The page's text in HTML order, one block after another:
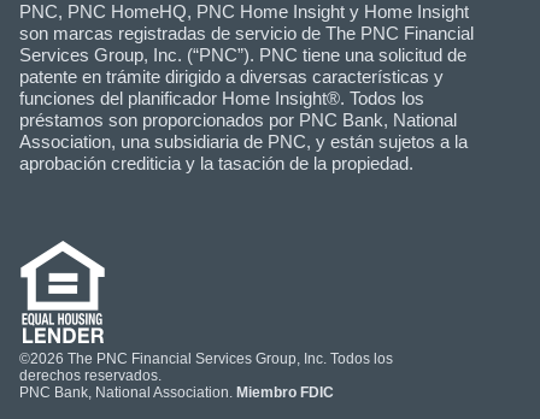
PNC, PNC HomeHQ, PNC Home Insight y Home Insight
son marcas registradas de servicio de The PNC Financial
Services Group, Inc. (“PNC”). PNC tiene una solicitud de
patente en trámite dirigido a diversas características y
funciones del planificador Home Insight®. Todos los
préstamos son proporcionados por PNC Bank, National
Association, una subsidiaria de PNC, y están sujetos a la
aprobación crediticia y la tasación de la propiedad.
©2026 The PNC Financial Services Group, Inc. Todos los
derechos reservados.
PNC Bank, National Association. Miembro FDIC